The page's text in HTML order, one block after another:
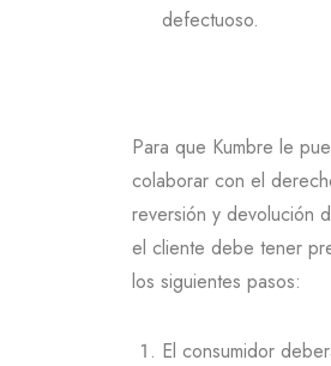
defectuoso.
Para que Kumbre le
colaborar con el
reversión y devolución
el cliente debe tener
los siguientes pasos:
El consumidor